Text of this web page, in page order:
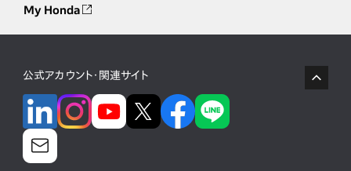
My Honda
公式アカウント・関連サイト